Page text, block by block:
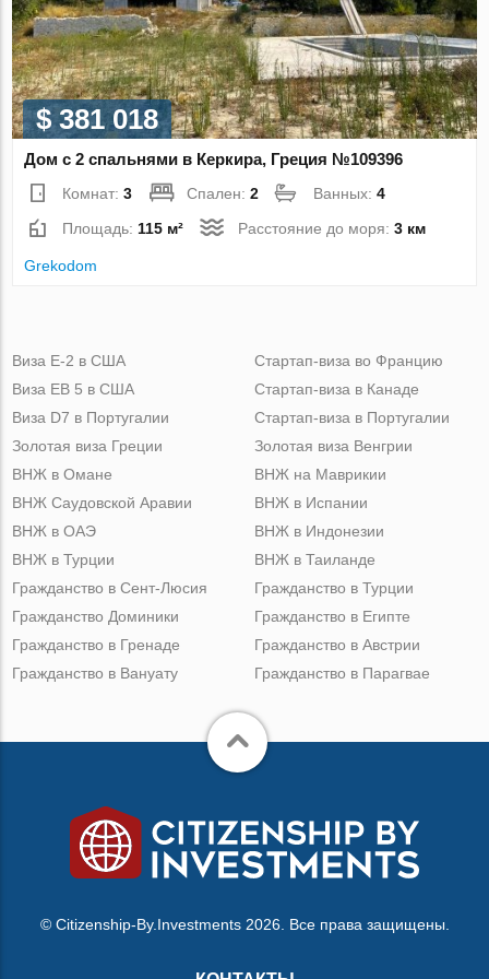
$ 381 018
Дом с 2 спальнями в Керкира, Греция №109396
Комнат:3 Спален:2 Ванных:4
Площадь: 115 м² Расстояние до моря:3 км
Grekodom
Виза Е-2 в США
Виза ЕВ 5 в США
Виза D7 в Португалии
Золотая виза Греции
Стартап-виза во Францию
Стартап-виза в Канаде
Стартап-виза в Португалии
Золотая виза Венгрии
ВНЖ в Омане
ВНЖ Саудовской Аравии
ВНЖ в ОАЭ
ВНЖ в Турции
ВНЖ на Маврикии
ВНЖ в Испании
ВНЖ в Индонезии
ВНЖ в Таиланде
Гражданство в Сент-Люсия
Гражданство Доминики
Гражданство в Гренаде
Гражданство в Вануату
Гражданство в Турции
Гражданство в Египте
Гражданство в Австрии
Гражданство в Парагвае
© Citizenship-By.Investments 2026. Все права защищены.